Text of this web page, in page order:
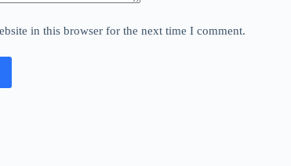
in this browser for the next time I comment.